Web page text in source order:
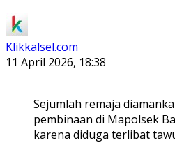
Klikkalsel.com
11 April 2026, 18:38
Sejumlah remaja
pembinaan di Mapolsek
karena diduga terlibat